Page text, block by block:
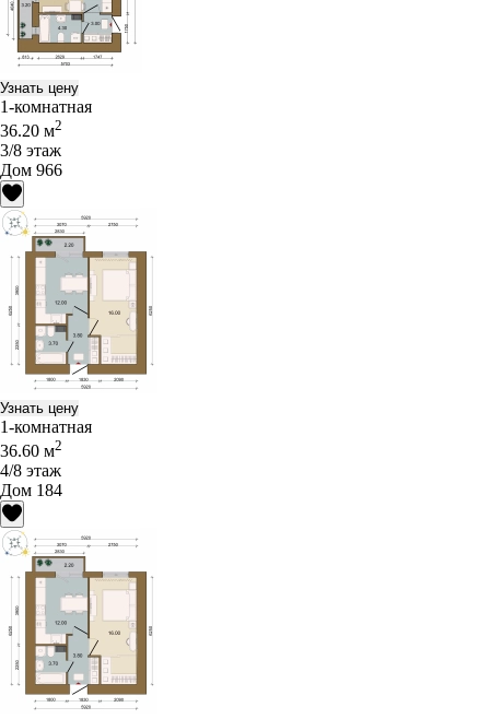
Узнать цену
1-комнатная
36.20 м2
3/8 этаж
Дом 966
Узнать цену
1-комнатная
36.60 м2
4/8 этаж
Дом 184